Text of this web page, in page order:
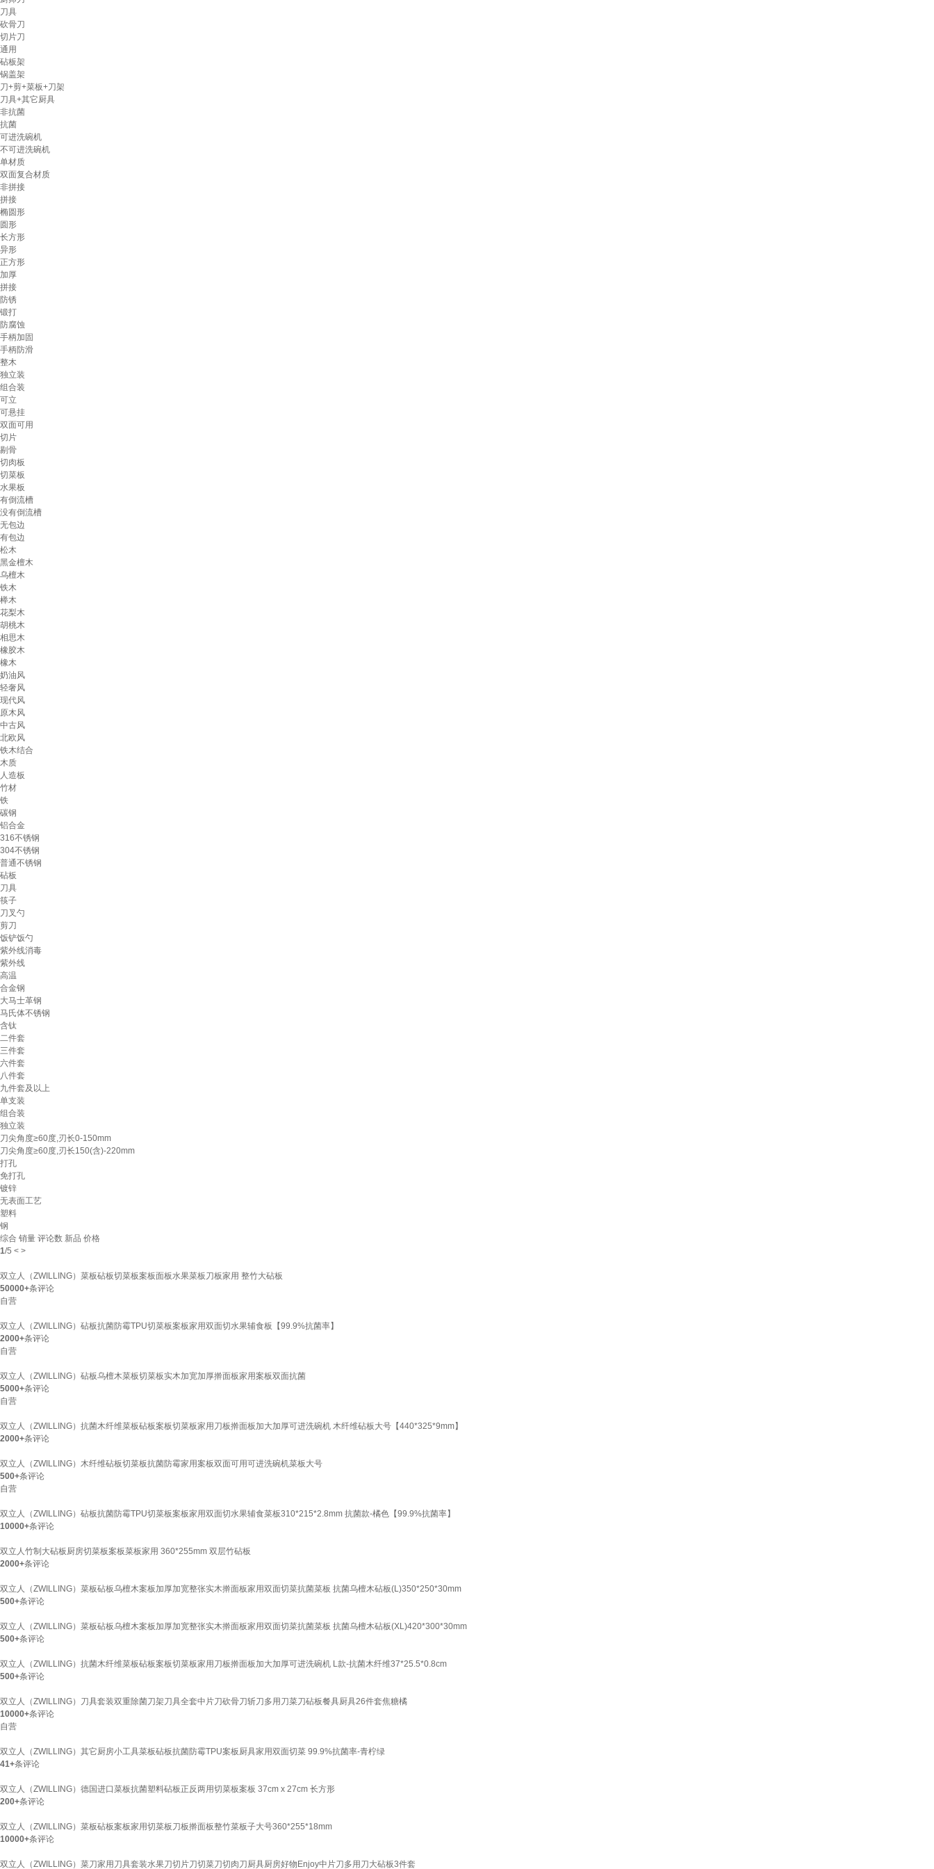
刀具
砍骨刀
切片刀
通用
砧板架
锅盖架
刀+剪+菜板+刀架
刀具+其它厨具
非抗菌
抗菌
可进洗碗机
不可进洗碗机
单材质
双面复合材质
非拼接
拼接
椭圆形
圆形
长方形
异形
正方形
加厚
拼接
防锈
锻打
防腐蚀
手柄加固
手柄防滑
整木
独立装
组合装
可立
可悬挂
双面可用
切片
剔骨
切肉板
切菜板
水果板
有倒流槽
没有倒流槽
无包边
有包边
松木
黑金檀木
乌檀木
铁木
榉木
花梨木
胡桃木
相思木
橡胶木
橡木
奶油风
轻奢风
现代风
原木风
中古风
北欧风
铁木结合
木质
人造板
竹材
铁
碳钢
铝合金
316不锈钢
304不锈钢
普通不锈钢
砧板
刀具
筷子
刀叉勺
剪刀
饭铲饭勺
紫外线消毒
紫外线
高温
合金钢
大马士革钢
马氏体不锈钢
含钛
二件套
三件套
六件套
八件套
九件套及以上
单支装
组合装
独立装
刀尖角度≥60度,刃长0-150mm
刀尖角度≥60度,刃长150(含)-220mm
打孔
免打孔
镀锌
无表面工艺
塑料
钢
综合 销量 评论数 新品 价格
1/5 < >
双立人（ZWILLING）菜板砧板切菜板案板面板水果菜板刀板家用 整竹大砧板
50000+条评论
自营
双立人（ZWILLING）砧板抗菌防霉TPU切菜板案板家用双面切水果辅食板【99.9%抗菌率】
2000+条评论
自营
双立人（ZWILLING）砧板乌檀木菜板切菜板实木加宽加厚擀面板家用案板双面抗菌
5000+条评论
自营
双立人（ZWILLING）抗菌木纤维菜板砧板案板切菜板家用刀板擀面板加大加厚可进洗碗机 木纤维砧板大号【440*325*9mm】
2000+条评论
双立人（ZWILLING）木纤维砧板切菜板抗菌防霉家用案板双面可用可进洗碗机菜板大号
500+条评论
自营
双立人（ZWILLING）砧板抗菌防霉TPU切菜板案板家用双面切水果辅食菜板310*215*2.8mm 抗菌款-橘色【99.9%抗菌率】
10000+条评论
双立人竹制大砧板厨房切菜板案板菜板家用 360*255mm 双层竹砧板
2000+条评论
双立人（ZWILLING）菜板砧板乌檀木案板加厚加宽整张实木擀面板家用双面切菜抗菌菜板 抗菌乌檀木砧板(L)350*250*30mm
500+条评论
双立人（ZWILLING）菜板砧板乌檀木案板加厚加宽整张实木擀面板家用双面切菜抗菌菜板 抗菌乌檀木砧板(XL)420*300*30mm
500+条评论
双立人（ZWILLING）抗菌木纤维菜板砧板案板切菜板家用刀板擀面板加大加厚可进洗碗机 L款-抗菌木纤维37*25.5*0.8cm
500+条评论
双立人（ZWILLING）刀具套装双重除菌刀架刀具全套中片刀砍骨刀斩刀多用刀菜刀砧板餐具厨具26件套焦糖橘
10000+条评论
自营
双立人（ZWILLING）其它厨房小工具菜板砧板抗菌防霉TPU案板厨具家用双面切菜 99.9%抗菌率-青柠绿
41+条评论
双立人（ZWILLING）德国进口菜板抗菌塑料砧板正反两用切菜板案板 37cm x 27cm 长方形
200+条评论
双立人（ZWILLING）菜板砧板案板家用切菜板刀板擀面板整竹菜板子大号360*255*18mm
10000+条评论
双立人（ZWILLING）菜刀家用刀具套装水果刀切片刀切菜刀切肉刀厨具厨房好物Enjoy中片刀多用刀大砧板3件套